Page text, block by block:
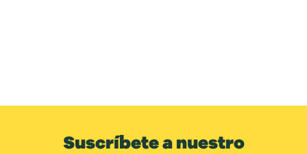
Suscríbete a nuestro